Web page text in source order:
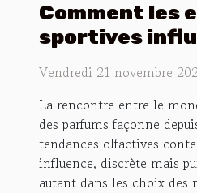
Comment les
sportives
elles la mode
Vendredi 21 novembre
La rencontre entre le
des parfums façonne
tendances olfactives
influence, discrète mais
autant dans les choix des